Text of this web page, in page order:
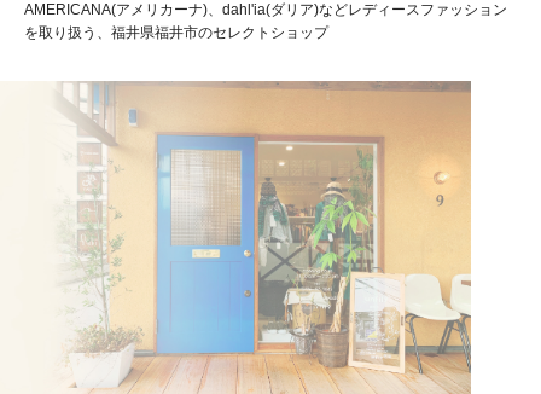
AMERICANA(アメリカーナ)、dahl'ia(ダリア)などレディースファッション
を取り扱う、福井県福井市のセレクトショップ